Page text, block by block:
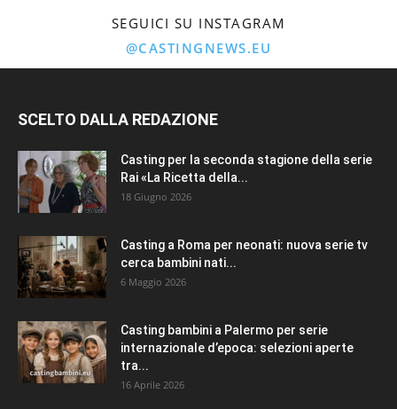
SEGUICI SU INSTAGRAM
@CASTINGNEWS.EU
SCELTO DALLA REDAZIONE
Casting per la seconda stagione della serie
Rai «La Ricetta della...
18 Giugno 2026
Casting a Roma per neonati: nuova serie tv
cerca bambini nati...
6 Maggio 2026
Casting bambini a Palermo per serie
internazionale d’epoca: selezioni aperte
tra...
16 Aprile 2026